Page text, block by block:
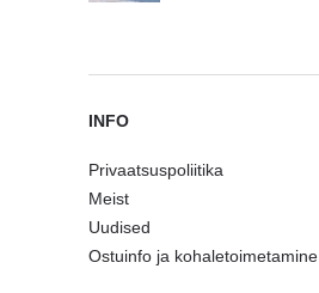
INFO
Privaatsuspoliitika
Meist
Uudised
Ostuinfo ja kohaletoimetamine